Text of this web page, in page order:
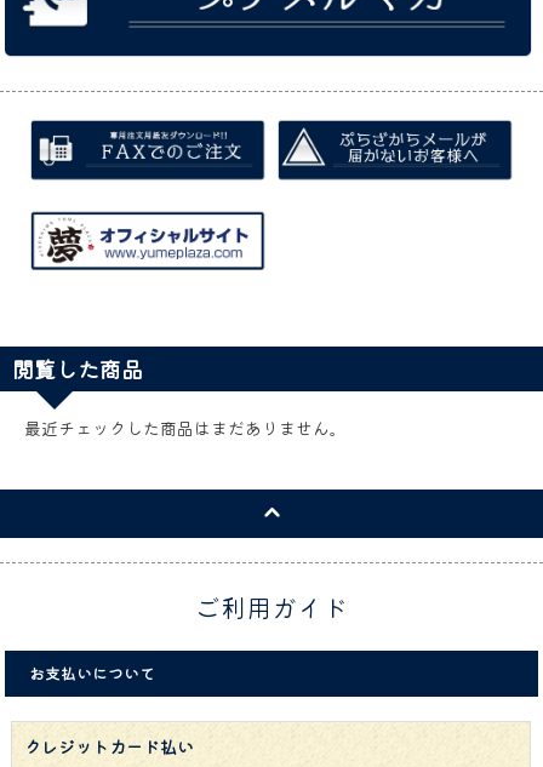
閲覧した商品
最近チェックした商品はまだありません。
ご利用ガイド
お支払いについて
クレジットカード払い